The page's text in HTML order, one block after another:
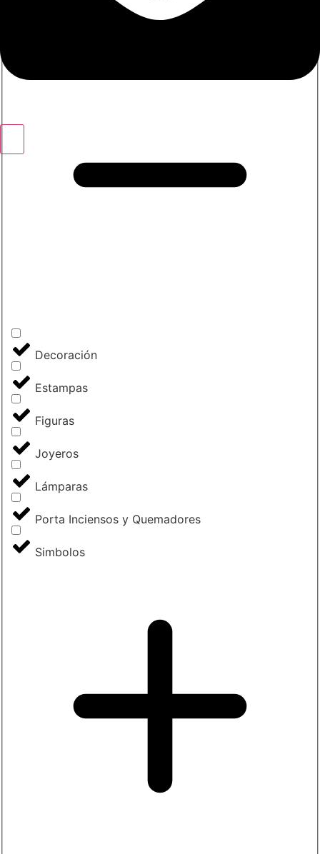
Decoración
Estampas
Figuras
Joyeros
Lámparas
Porta Inciensos y Quemadores
Simbolos